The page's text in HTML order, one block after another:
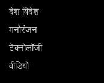
देश विदेश
मनोरंजन
टेक्‍नोलॉजी
वीडियो